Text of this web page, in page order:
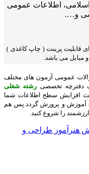
اطلاعات عمومی
و….
قابلیت پرینت ( چاپ کاغذی )
مبایل می باشد.
عمومی آزمون های مختلف
دفترچه تخصصی رشته شغلی
افزایش سطح اطلاعات شما
آموزش و پرورش گردد.پس هم
را شروع کنید.
هنرآموز طراحی و